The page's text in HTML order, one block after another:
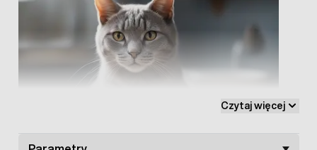
Czytaj więcej